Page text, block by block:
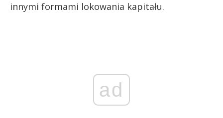
innymi formami lokowania kapitału.
ad